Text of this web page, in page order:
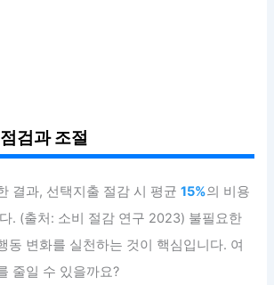
검과 조절
결과, 선택지출 절감 시 평균15%의 비용
. (출처: 소비 절감 연구 2023) 불필요한
동 변화를 실천하는 것이 핵심입니다. 여
줄일 수 있을까요?